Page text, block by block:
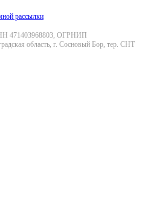
рассылки
471403968803, ОГРНИП
область, г. Сосновый Бор, тер. СНТ